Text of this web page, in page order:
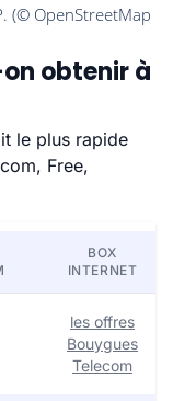
obtenir à
le plus rapide
Free,
BOX
INTERNET
les offres
Bouygues
Telecom